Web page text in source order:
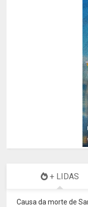
+ LIDAS
Causa da morte de